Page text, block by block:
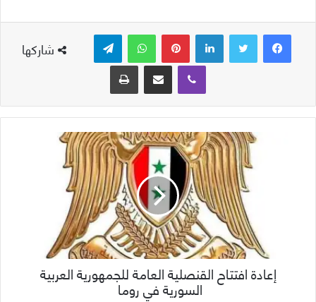
شاركها
لينكدإن بينتيريست واتساب
ڤايبر
مشاركة عبر البريد طباعة
إعادة افتتاح القنصلية العامة للجمهورية العربية
السورية في روما